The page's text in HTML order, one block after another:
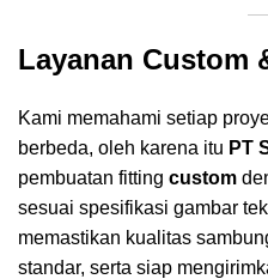
Layanan Custom
Kami memahami setiap
berbeda, oleh karena itu PT
pembuatan fitting custom
sesuai spesifikasi gambar
memastikan kualitas
standar, serta siap